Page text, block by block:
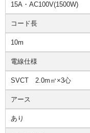
15A・AC100V(1500W)
コード長
10m
電線仕様
SVCT 2.0m㎡×3心
アース
あり